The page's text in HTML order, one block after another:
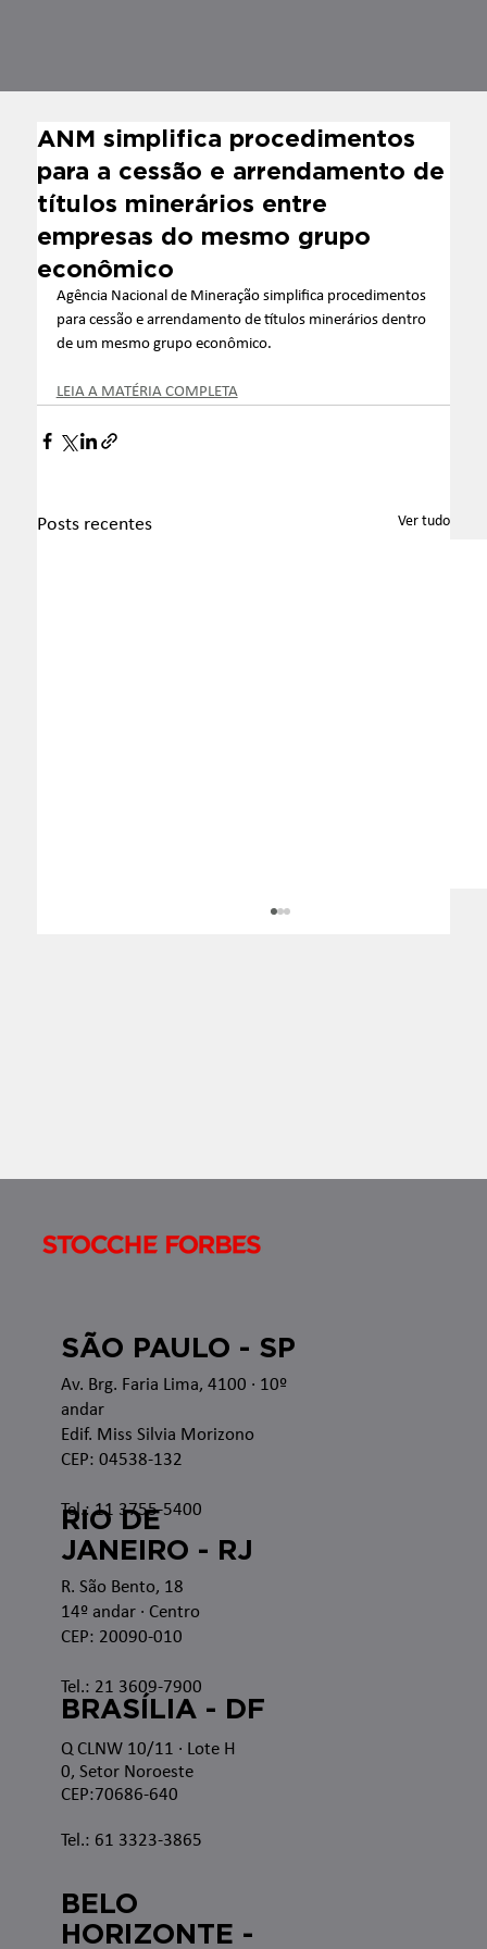
ANM simplifica procedimentos
para a cessão e arrendamento de
títulos minerários entre
empresas do mesmo grupo
econômico
Agência Nacional de Mineração simplifica procedimentos
para cessão e arrendamento de títulos minerários dentro
de um mesmo grupo econômico.
LEIA A MATÉRIA COMPLETA
Posts recentes Ver tudo
Av. Brg. Faria Lima, 4100 · 10º
andar
Edif. Miss Silvia Morizono
CEP: 04538-132
Tel.: 11 3755-5400
SÃO PAULO - SP
RIO DE
JANEIRO - RJ
R. São Bento, 18
14º andar · Centro
CEP: 20090-010
Tel.: 21 3609-7900
Q CLNW 10/11 · Lote H
0, Setor Noroeste
CEP:70686-640
Tel.: 61 3323-3865
BRASÍLIA - DF
BELO
HORIZONTE -